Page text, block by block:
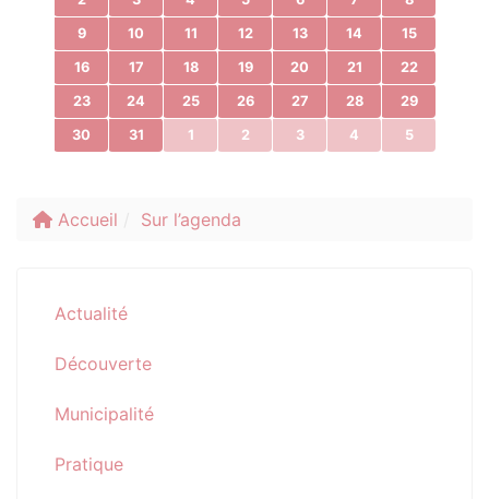
9 10 11 12 13 14 15
16 17 18 19 20 21 22
23 24 25 26 27 28 29
30 31 1 2 3 4 5
Accueil Sur l’agenda
Actualité
Découverte
Municipalité
Pratique